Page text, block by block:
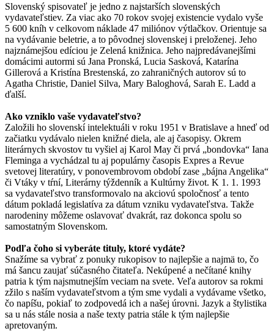
Slovenský spisovateľ je jedno z najstarších slovenských
vydavateľstiev. Za viac ako 70 rokov svojej existencie vydalo vyše
5 600 kníh v celkovom náklade 47 miliónov výtlačkov. Orientuje sa
na vydávanie beletrie, a to pôvodnej slovenskej i preloženej. Jeho
najznámejšou edíciou je Zelená knižnica. Jeho najpredávanejšími
domácimi autormi sú Jana Pronská, Lucia Sasková, Katarína
Gillerová a Kristína Brestenská, zo zahraničných autorov sú to
Agatha Christie, Daniel Silva, Mary Baloghová, Sarah E. Ladd a
ďalší.
Ako vzniklo vaše vydavateľstvo?
Založili ho slovenskí intelektuáli v roku 1951 v Bratislave a hneď od
začiatku vydávalo nielen knižné diela, ale aj časopisy. Okrem
literárnych skvostov tu vyšiel aj Karol May či prvá „bondovka“ Iana
Fleminga a vychádzal tu aj populárny časopis Expres a Revue
svetovej literatúry, v ponovembrovom období zase „bájna Angelika“
či Vtáky v tŕní, Literárny týždenník a Kultúrny život. K 1. 1. 1993
sa vydavateľstvo transformovalo na akciovú spoločnosť a tento
dátum pokladá legislatíva za dátum vzniku vydavateľstva. Takže
narodeniny môžeme oslavovať dvakrát, raz dokonca spolu so
samostatným Slovenskom.
Podľa čoho si vyberáte tituly, ktoré vydáte?
Snažíme sa vybrať z ponuky rukopisov to najlepšie a najmä to, čo
má šancu zaujať súčasného čitateľa. Nekúpené a nečítané knihy
patria k tým najsmutnejším veciam na svete. Veľa autorov sa rokmi
zžilo s naším vydavateľstvom a tým sme vydali a vydávame všetko,
čo napíšu, pokiaľ to zodpovedá ich a našej úrovni. Jazyk a štylistika
sa u nás stále nosia a naše texty patria stále k tým najlepšie
apretovaným.